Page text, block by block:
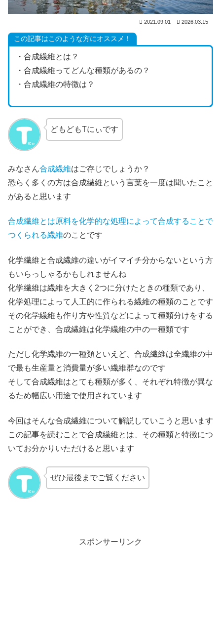
2021.09.01 2026.03.15
この記事はこのような方にオススメ！
・合成繊維とは？
・合成繊維ってどんな種類があるの？
・合成繊維の特徴は？
どもどもTにぃです
みなさん合成繊維はご存じでしょうか？
恐らく多くの方は合成繊維という言葉を一度は聞いたこと
があると思います
合成繊維とは原料を化学的な処理によって合成することで
つくられる繊維のことです
化学繊維と合成繊維の違いがイマイチ分からないという方
もいらっしゃるかもしれませんね
化学繊維は繊維を大きく2つに分けたときの種類であり、
化学処理によって人工的に作られる繊維の種類のことです
その化学繊維も作り方や性質などによって種類分けをする
ことができ、合成繊維は化学繊維の中の一種類です
ただし化学繊維の一種類といえど、合成繊維は全繊維の中
で最も生産量と消費量が多い繊維群なのです
そして合成繊維はとても種類が多く、それぞれ特徴が異な
るため幅広い用途で使用されています
今回はそんな合成繊維について解説していこうと思います
この記事を読むことで合成繊維とは、その種類と特徴につ
いてお分かりいただけると思います
ぜひ最後までご覧ください
スポンサーリンク